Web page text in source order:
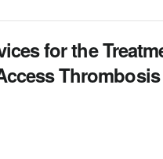
for the
Thrombosis